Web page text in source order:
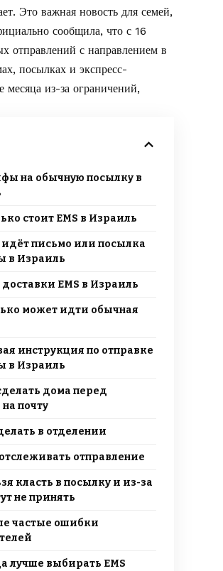
Это важная новость для семей,
сообщила, что с 16
отправлений с направлением в
посылках и экспресс-
месяца из-за ограничений,
на обычную посылку в
стоит EMS в Израиль
идёт письмо или посылка
в Израиль
EMS в Израиль
может идти обычная
инструкция по отправке
в Израиль
дома перед
почту
в отделении
отправление
класть в посылку и из-за
не принять
частые ошибки
лучше выбирать EMS